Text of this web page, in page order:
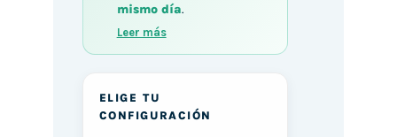
mismo día.
Leer más
ELIGE TU
CONFIGURACIÓN